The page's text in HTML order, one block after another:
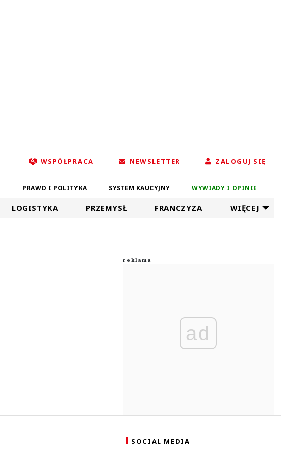
WSPÓŁPRACA NEWSLETTER ZALOGUJ SIĘ
PRAWO I POLITYKA SYSTEM KAUCYJNY WYWIADY I OPINIE
LOGISTYKA PRZEMYSŁ FRANCZYZA WIĘCEJ
ad
SOCIAL MEDIA